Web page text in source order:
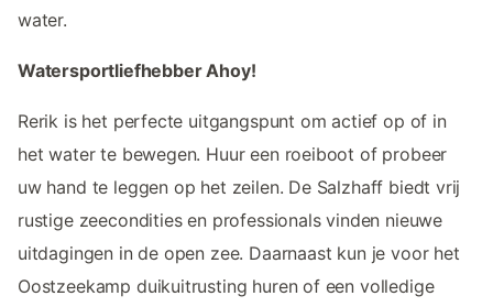
water.
Watersportliefhebber Ahoy!
Rerik is het perfecte uitgangspunt om actief op of in
het water te bewegen. Huur een roeiboot of probeer
uw hand te leggen op het zeilen. De Salzhaff biedt vrij
rustige zeecondities en professionals vinden nieuwe
uitdagingen in de open zee. Daarnaast kun je voor het
Oostzeekamp duikuitrusting huren of een volledige